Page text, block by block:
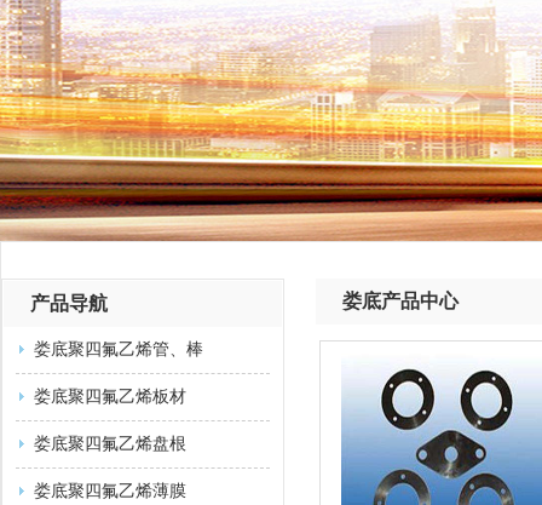
产品导航
娄底聚四氟乙烯管、棒
娄底聚四氟乙烯板材
娄底聚四氟乙烯盘根
娄底聚四氟乙烯薄膜
娄底产品中心